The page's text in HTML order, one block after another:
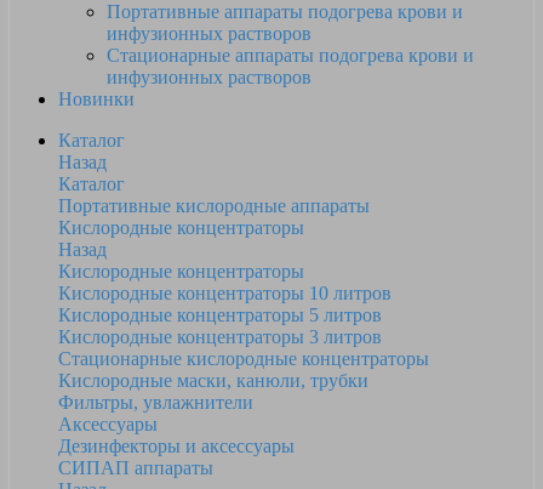
Портативные аппараты подогрева крови и
инфузионных растворов
Стационарные аппараты подогрева крови и
инфузионных растворов
Новинки
Каталог
Назад
Каталог
Портативные кислородные аппараты
Кислородные концентраторы
Назад
Кислородные концентраторы
Кислородные концентраторы 10 литров
Кислородные концентраторы 5 литров
Кислородные концентраторы 3 литров
Стационарные кислородные концентраторы
Кислородные маски, канюли, трубки
Фильтры, увлажнители
Аксессуары
Дезинфекторы и аксессуары
СИПАП аппараты